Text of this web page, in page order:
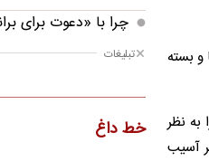
و بسته
نظر
آسیب
چرا با «دعوت برای
نمی‌شود؟
هشدار چین به ژاپن:
تبلیغات
خط داغ